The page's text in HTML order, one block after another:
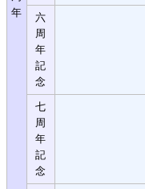
年
六
周
年
記
念
七
周
年
記
念